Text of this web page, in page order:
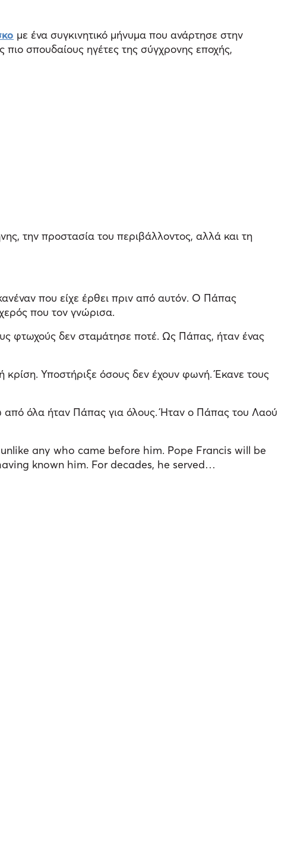
με ένα συγκινητικό μήνυμα που ανάρτησε στην
σπουδαίους ηγέτες της σύγχρονης εποχής,
την προστασία του περιβάλλοντος, αλλά και τη
που είχε έρθει πριν από αυτόν. Ο Πάπας
που τον γνώρισα.
φτωχούς δεν σταμάτησε ποτέ. Ως Πάπας, ήταν ένας
κρίση. Υποστήριξε όσους δεν έχουν φωνή. Έκανε τους
από όλα ήταν Πάπας για όλους. Ήταν ο Πάπας του Λαού
any who came before him. Pope Francis will be
known him. For decades, he served…